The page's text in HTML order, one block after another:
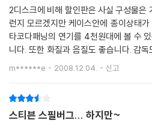
2디스크에 비해 할인판은 사실 구성물은
런지 모르겠지만 케이스안에 종이상태
타코다패닝의 연기를 4천원대에 볼 수
니다. 또한 화질과 음질도 좋습니다. 감
그감독이라 구매하지 않을 수가 없더군요.
m******e 2008.12.04. 신고
스티븐 스필버그... 하지만~